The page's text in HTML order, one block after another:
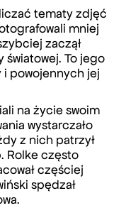
tematy zdjęć
mniej
zaczął
To jego
i powojennych jej
na życie swoim
wystarczało
z nich patrzył
Rolke często
częściej
spędzał